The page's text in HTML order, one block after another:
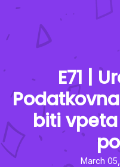
E71 |
biti
March